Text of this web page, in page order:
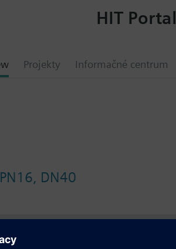
Projekty Informačné centrum
HIT Portal
DN40